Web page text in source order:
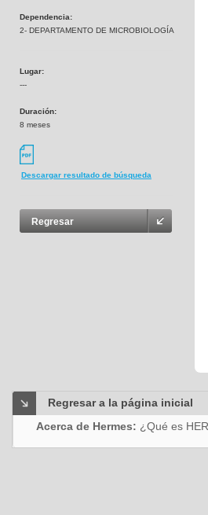
Dependencia:
2- DEPARTAMENTO DE MICROBIOLOGÍA
Lugar:
---
Duración:
8 meses
Descargar resultado de búsqueda
Regresar
Regresar a la página inicial
Acerca de Hermes: ¿Qué es